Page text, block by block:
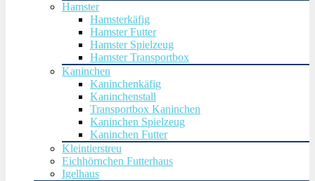
Hamster
Hamsterkäfig
Hamster Futter
Hamster Spielzeug
Hamster Transportbox
Kaninchen
Kaninchenkäfig
Kaninchenstall
Transportbox Kaninchen
Kaninchen Spielzeug
Kaninchen Futter
Kleintierstreu
Eichhörnchen Futterhaus
Igelhaus